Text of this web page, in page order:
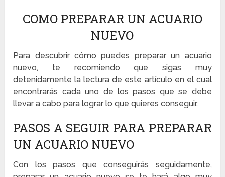
COMO PREPARAR UN ACUARIO
NUEVO
Para descubrir cómo puedes preparar un acuario
nuevo, te recomiendo que sigas muy
detenidamente la lectura de este artículo en el cual
encontrarás cada uno de los pasos que se debe
llevar a cabo para lograr lo que quieres conseguir.
PASOS A SEGUIR PARA PREPARAR
UN ACUARIO NUEVO
Con los pasos que conseguirás seguidamente,